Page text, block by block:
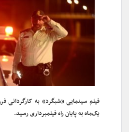
فیلم سینمایی «شبگرد» به کارگردانی
یک‌ماه به پایان راه فیلمبرداری رسید.